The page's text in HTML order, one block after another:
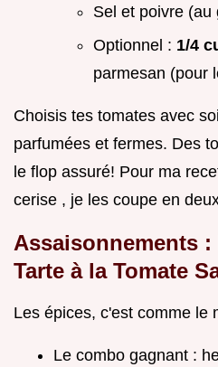
Sel et poivre (au
Optionnel : 1/4
parmesan (pour
Choisis tes tomates avec
parfumées et fermes. Des
le flop assuré! Pour ma
cerise , je les coupe en
Assaisonnements
Tarte à la Tomate
Les épices, c'est comme le
Le combo gagnant :